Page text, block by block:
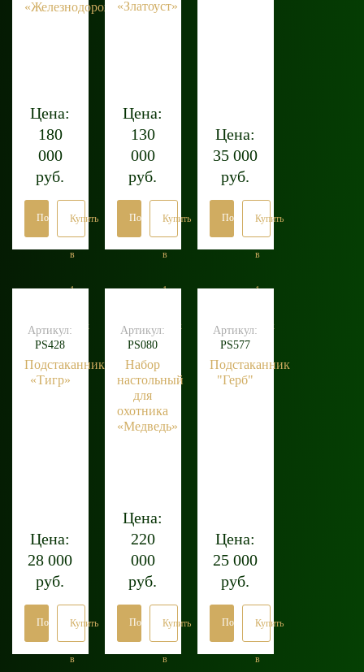
«Железнодорожный»
Цена:
180
000
руб.
ПодробнееКупить
в
1
клик
«Златоуст»
Цена:
130
000
руб.
ПодробнееКупить
в
1
клик
Цена:
35 000
руб.
ПодробнееКупить
в
1
клик
Артикул:
PS428
Подстаканник
«Тигр»
Цена:
28 000
руб.
ПодробнееКупить
в
Артикул:
PS080
Набор
настольный
для
охотника
«Медведь»
Цена:
220
000
руб.
ПодробнееКупить
в
Артикул:
PS577
Подстаканник
"Герб"
Цена:
25 000
руб.
ПодробнееКупить
в